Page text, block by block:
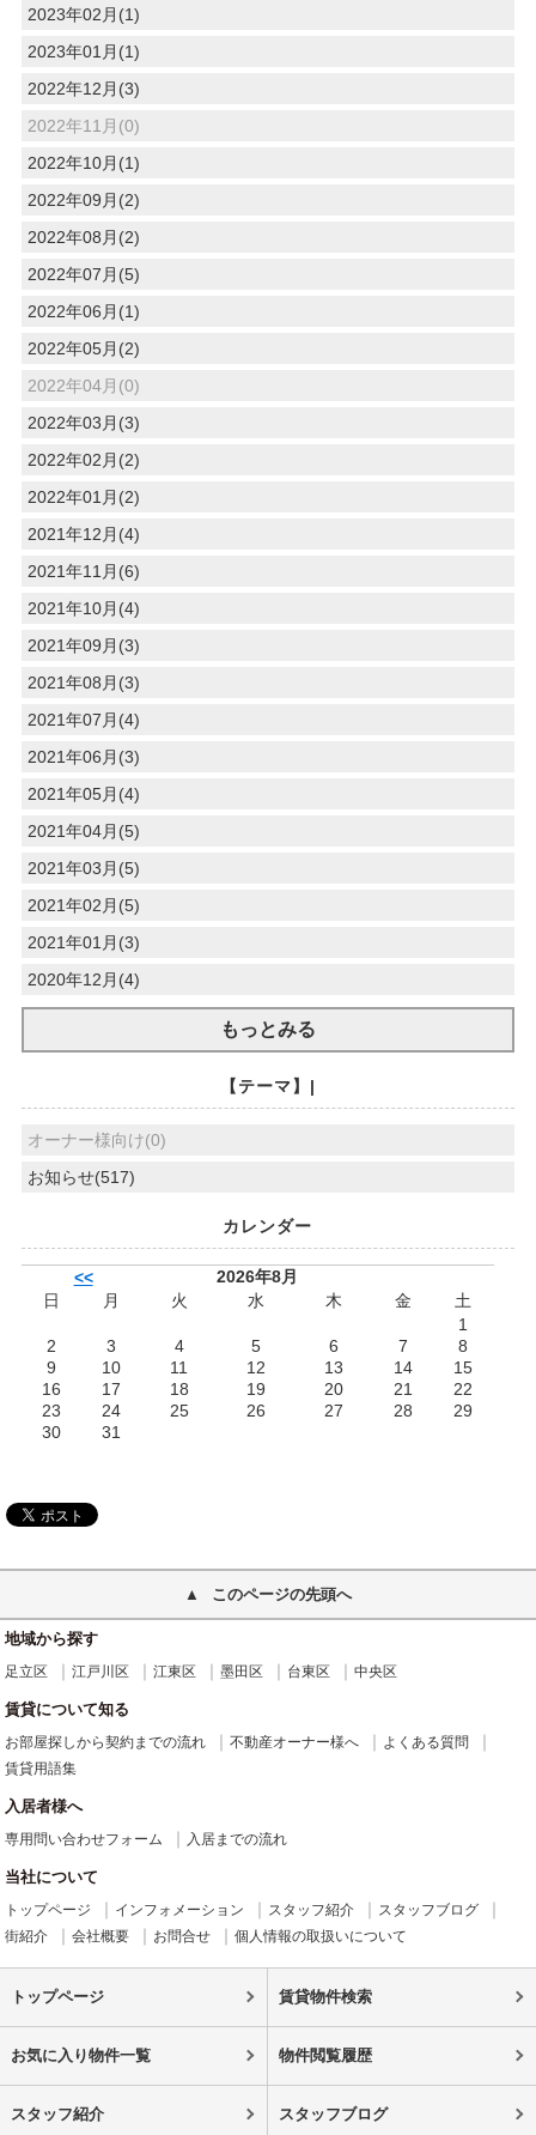
2023年02月(1)
2023年01月(1)
2022年12月(3)
2022年11月(0)
2022年10月(1)
2022年09月(2)
2022年08月(2)
2022年07月(5)
2022年06月(1)
2022年05月(2)
2022年04月(0)
2022年03月(3)
2022年02月(2)
2022年01月(2)
2021年12月(4)
2021年11月(6)
2021年10月(4)
2021年09月(3)
2021年08月(3)
2021年07月(4)
2021年06月(3)
2021年05月(4)
2021年04月(5)
2021年03月(5)
2021年02月(5)
2021年01月(3)
2020年12月(4)
もっとみる
【テーマ】|
オーナー様向け(0)
お知らせ(517)
カレンダー
<<
2026年8月
日
月 火 水 木 金
土
1
2
3 4 5 6 7
8
9
10 11 12 13 14
15
16
17 18 19 20 21
22
23
24 25 26 27 28
29
30
31
このページの先頭へ
地域から探す
足立区 江戸川区 江東区 墨田区 台東区 中央区
賃貸について知る
お部屋探しから契約までの流れ 不動産オーナー様へ
よくある質問
賃貸用語集
入居者様へ
専用問い合わせフォーム 入居までの流れ
当社について
トップページ インフォメーション スタッフ紹介
スタッフブログ
街紹介
会社概要 お問合せ 個人情報の取扱いについて
トップページ 賃貸物件検索
お気に入り物件一覧 物件閲覧履歴
スタッフ紹介 スタッフブログ